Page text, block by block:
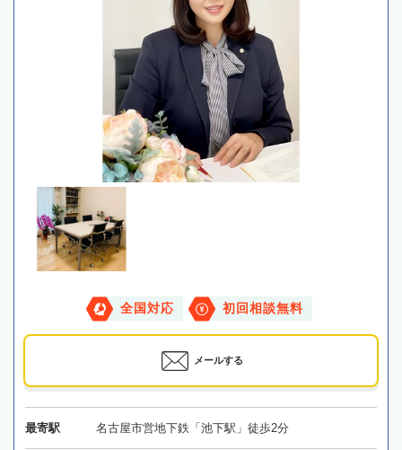
全国対応 初回相談無料
メールする
最寄駅 名古屋市営地下鉄「池下駅」徒歩2分